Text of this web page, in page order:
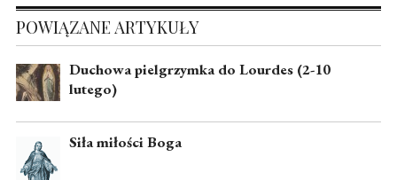
POWIĄZANE ARTYKUŁY
Duchowa pielgrzymka do Lourdes (2-10
lutego)
Siła miłości Boga